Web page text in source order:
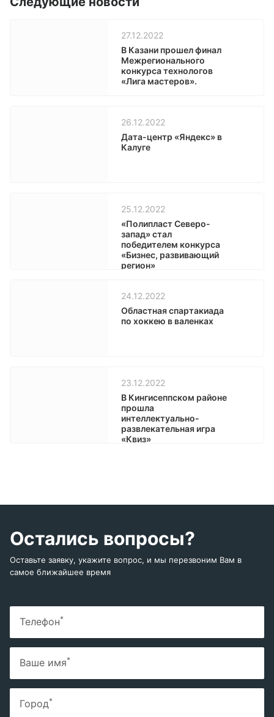
27.12.2022
В Казани прошел финал
Межрегионального
конкурса технологов
«Лига мастеров».
26.12.2022
Дата-центр «Яндекс» в
Калуге
25.12.2022
«Полипласт Северо-
запад» стал
победителем конкурса
«Бизнес, развивающий
регион»
24.12.2022
Областная спартакиада
по хоккею в валенках
23.12.2022
В Кингисеппском районе
прошла
интеллектуально-
развлекательная игра
«Квиз»
Остались вопросы?
Оставьте заявку, укажите вопрос, и мы перезвоним Вам в
самое ближайшее время
Телефон*
Ваше имя*
Город*